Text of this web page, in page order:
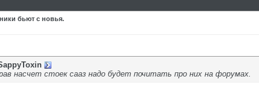
бьют с новья.
насчет стоек сааз надо будет почитать про них на форумах.